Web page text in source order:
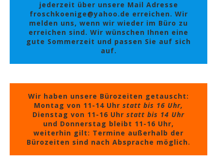
jederzeit über unsere Mail Adresse
froschkoenige@yahoo.de erreichen. Wir
melden uns, wenn wir wieder im Büro zu
erreichen sind. Wir wünschen Ihnen eine
gute Sommerzeit und passen Sie auf sich
auf.
Wir haben unsere Bürozeiten getauscht:
Montag von 11-14 Uhr statt bis 16 Uhr,
Dienstag von 11-16 Uhr statt bis 14 Uhr
und Donnerstag bleibt 11-16 Uhr,
weiterhin gilt: Termine außerhalb der
Bürozeiten sind nach Absprache möglich.